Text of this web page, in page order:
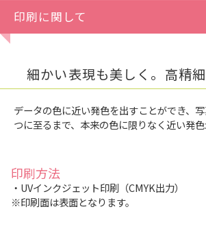
印刷に関して
細かい表現も美しく。高精
データの色に近い発色を出すことができ、
つに至るまで、本来の色に限りなく近い発色
印刷方法
・UVインクジェット印刷（CMYK出力）
※印刷面は表面となります。